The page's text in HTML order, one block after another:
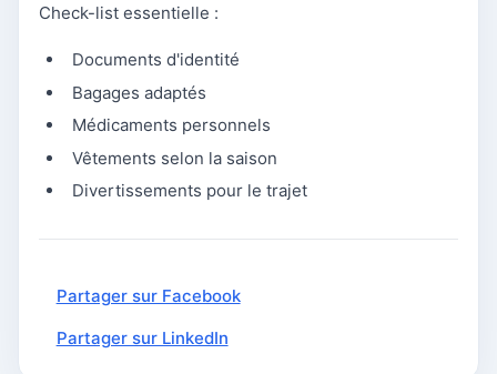
Check-list essentielle :
Documents d'identité
Bagages adaptés
Médicaments personnels
Vêtements selon la saison
Divertissements pour le trajet
Partager sur Facebook
Partager sur LinkedIn